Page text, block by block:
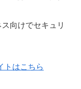
向けでセキュリ
トはこちら